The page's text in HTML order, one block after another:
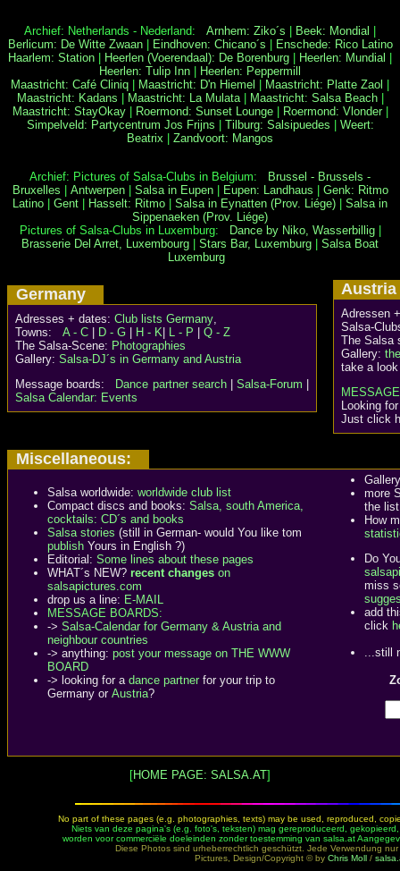
Archief: Netherlands - Nederland: Arnhem: Ziko´s Beek: Mondial
Berlicum: De Witte Zwaan| Eindhoven: Chicano´s
Enschede: Rico Latino
Haarlem: Station
Heerlen (Voerendaal): De Borenburg Heerlen: Mundial
Heerlen: Tulip Inn
Heerlen: Peppermill
Maastricht: Café Cliniq
Maastricht: D'n Hiemel Maastricht: Platte Zaol
Maastricht: Kadans
Maastricht: La Mulata| Maastricht: Salsa Beach|
Maastricht: StayOkay| Roermond: Sunset Lounge| Roermond: Vlonder|
Simpelveld: Partycentrum Jos Frijns
Tilburg: Salsipuedes
Weert:
Beatrix
Zandvoort: Mangos
Archief: Pictures of Salsa-Clubs in Belgium:
Brussel - Brussels -
Bruxelles
Antwerpen| Salsa in Eupen| Eupen: Landhaus
Genk: Ritmo
Latino
Gent Hasselt: Ritmo Salsa in Eynatten (Prov. Liége)
Salsa in
Sippenaeken (Prov. Liége)
Pictures of Salsa-Clubs in Luxemburg:
Dance by Niko, Wasserbillig|
Brasserie Del Arret, Luxembourg
Stars Bar, Luxemburg
Salsa Boat
Luxemburg
Germany
Adresses + dates: Club lists Germany,
Towns: A - C D - G H - K L - P
Q - Z
The Salsa-Scene: Photographies
Gallery: Salsa-DJ´s in Germany and Austria
Message boards:
Dance partner search| Salsa-Forum
Salsa Calendar: Events
Adressen
Salsa-
The Salsa
Gallery:
take a
Looking
Just click
Miscellaneous:
Salsa worldwide: worldwide club list
Compact discs and books: Salsa, south America,
cocktails: CD´s and books
Salsa stories (still in German- would You like tom
publish Yours in English ?)
Editorial: Some lines about these pages
WHAT´s NEW? recent changes on
salsapictures.com
drop us a line: E-MAIL
MESSAGE BOARDS:
-> Salsa-Calendar for Germany & Austria and
neighbour countries
-> anything: post your message on THE WWW
BOARD
-> looking for a dance partnerfor your trip to
Germany or Austria?
more
the
How
Do
miss
add
click
...still
[HOME PAGE: SALSA.AT]
No part of these pages (e.g. photographies, texts) may be used, reproduced,
Niets van deze pagina's (e.g. foto's, teksten) mag gereproduceerd,
worden voor commerciële doeleinden zonder toestemming van salsa.at
Diese Photos sind urheberrechtlich geschützt. Jede Verwendung
Pictures, Design/Copyright © by Chris Moll/